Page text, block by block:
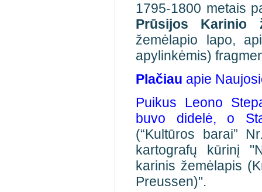
1795-1800 metais
Prūsijos Karinio
žemėlapio lapo,
apylinkėmis)
Plačiau apie
Puikus Leono
buvo didelė, o
(“Kultūros barai”
kartografų kūrinį
karinis žemėlapis
Preussen)".